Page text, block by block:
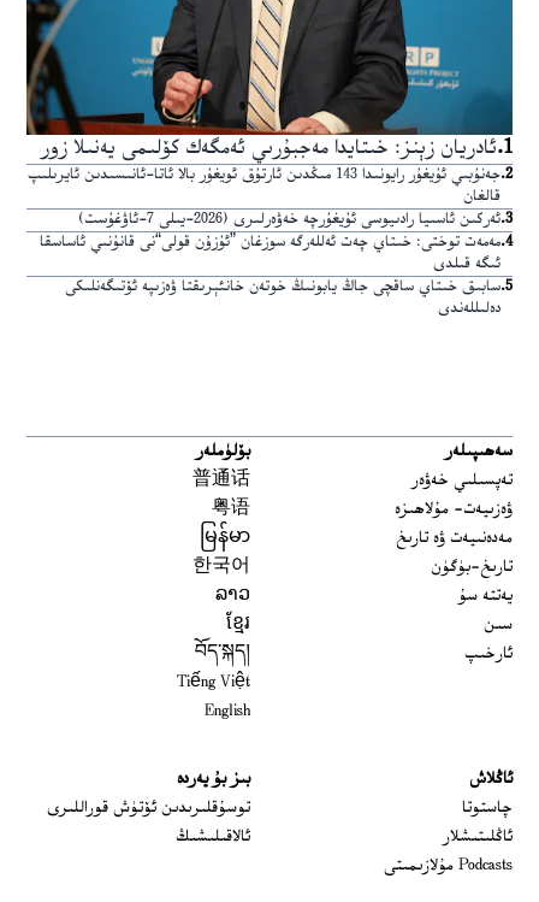
1
.ئادريان زېنز: خىتايدا مەجبۇرىي ئەمگەك كۆلىمى يەنىلا زور
2
.
جەنۇبىي ئۇيغۇر رايونىدا 143 مىڭدىن ئارتۇق ئويغۇر بالا ئاتا-ئانىسىدىن ئايرىلىپ
قالغان
3
.ئەركىن ئاسىيا رادىيوسى ئۇيغۇرچە خەۋەرلىرى (2026-يىلى 7-ئاۋغۇست)
4
.مەمەت توختى: خىتاي چەت ئەللەرگە سوزغان ”ئۇزۇن قولى“نى قانۇنىي ئاساسقا
ئىگە قىلدى
5
.سابىق خىتاي ساقچى جاڭ يابونىڭ خوتەن خانئېرىقتا ۋەزىپە ئۆتىگەنلىكى
دەلىللەندى
سەھىپىلەر
تەپسىلىي خەۋەر
ۋەزىيەت- مۇلاھىزە
مەدەنىيەت ۋە تارىخ
تارىخ-بۈگۈن
يەتتە سۇ
سىن
ئارخىپ
بۆلۈملەر
普通话
粤语
မြန်မာ
한국어
ລາວ
ខ្មែរ
བོད་སྐད།
Tiếng Việt
English
ئاڭلاش
چاستوتا
ئاڭلىتىشلار
Podcasts مۇلازىمىتى
بىز بۇ يەردە
توسۇقلىرىدىن ئۆتۈش قوراللىرى
ئالاقىلىشىڭ